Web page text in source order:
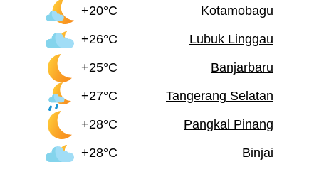
+20°C
Kotamobagu
+26°C
Lubuk Linggau
+25°C
Banjarbaru
+27°C
Tangerang Selatan
+28°C
Pangkal Pinang
+28°C
Binjai